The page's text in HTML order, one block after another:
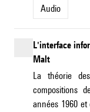
Audio
L'interface
Malt
La théorie
compositions
années 1960